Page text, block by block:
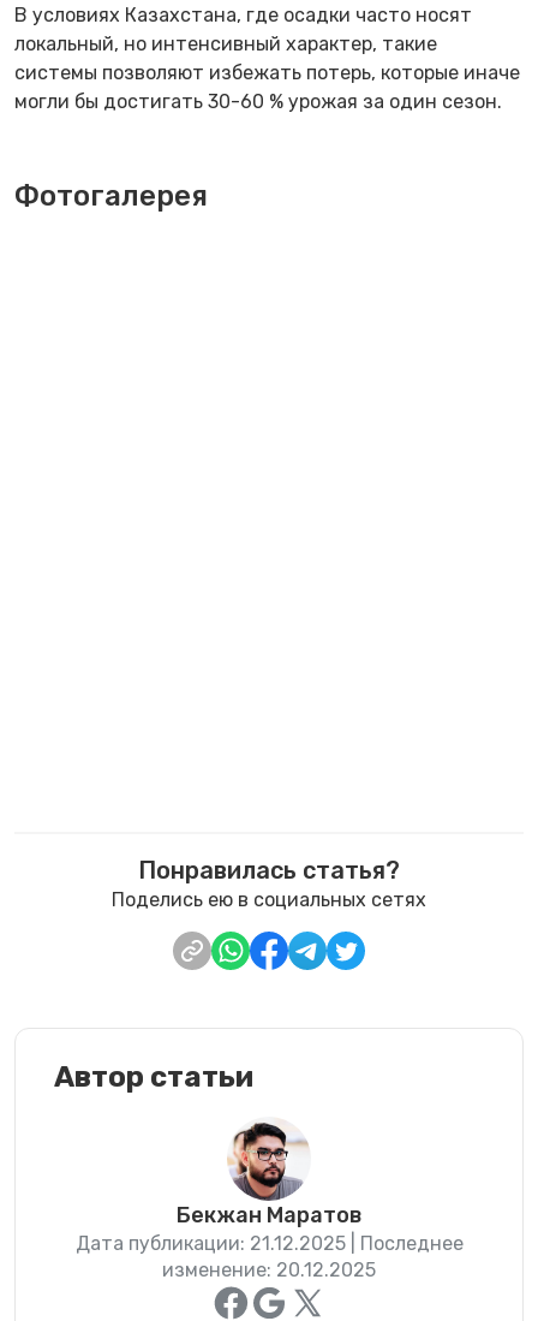
В условиях Казахстана, где осадки часто носят
локальный, но интенсивный характер, такие
системы позволяют избежать потерь, которые иначе
могли бы достигать 30-60 % урожая за один сезон.
Фотогалерея
Понравилась статья?
Поделись ею в социальных сетях
Автор статьи
Бекжан Маратов
Дата публикации: 21.12.2025 | Последнее
изменение: 20.12.2025